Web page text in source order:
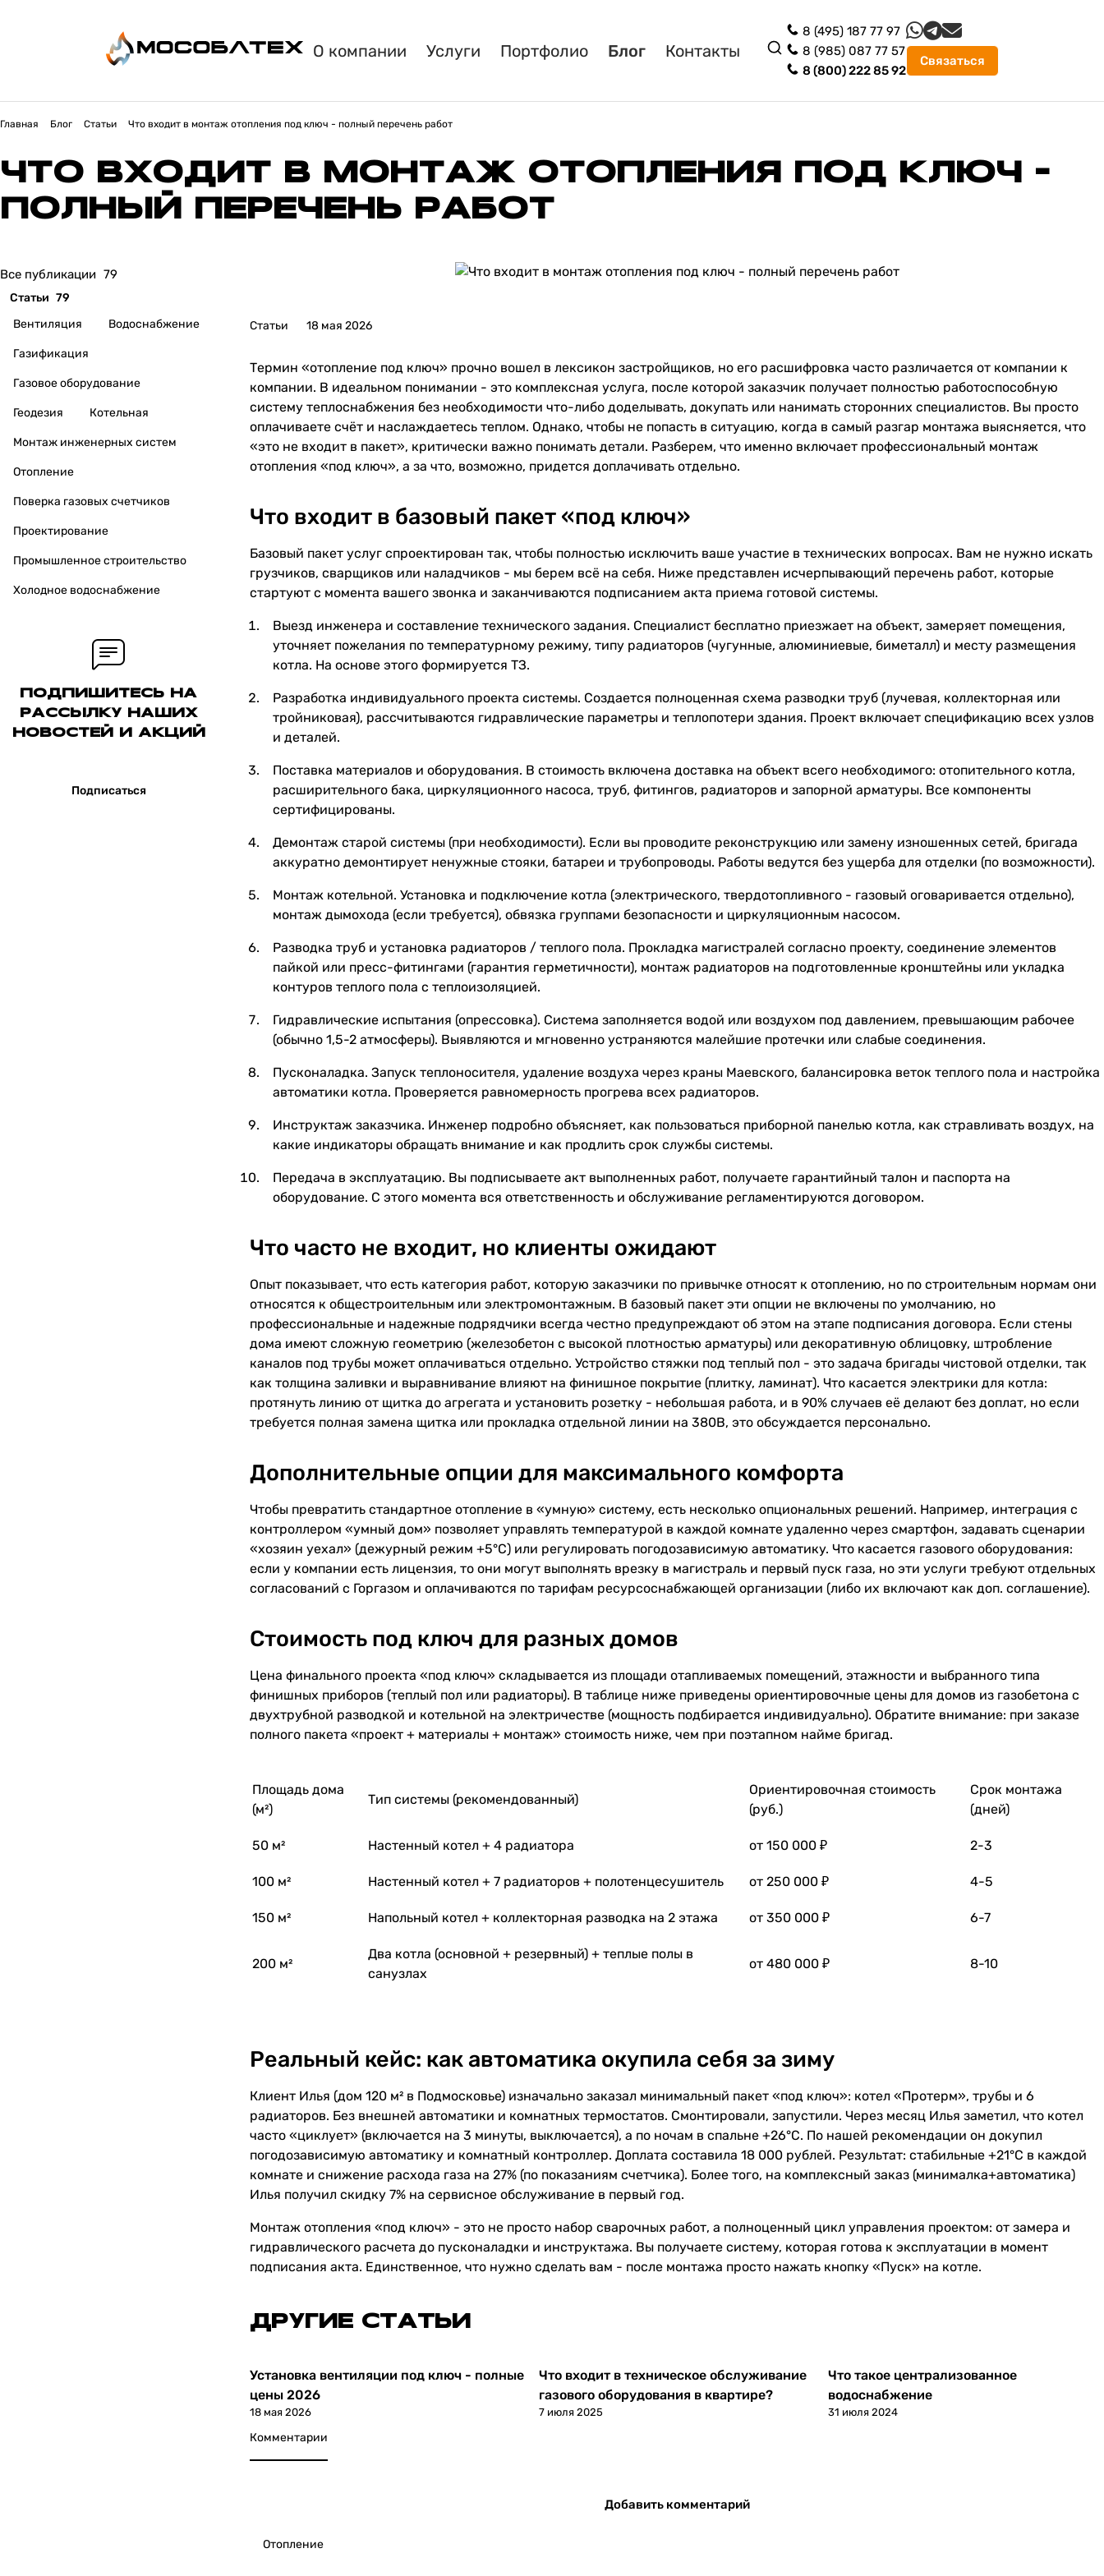
О компании Услуги Портфолио Блог Контакты
8 (495) 187 77 97
8 (985) 087 77 57
8 (800) 222 85 92
Связаться
Главная Блог Статьи Что входит в монтаж отопления под ключ - полный перечень работ
ЧТО ВХОДИТ В МОНТАЖ ОТОПЛЕНИЯ ПОД КЛЮЧ -
ПОЛНЫЙ ПЕРЕЧЕНЬ РАБОТ
Статьи 18 мая 2026
Термин «отопление под ключ» прочно вошел в лексикон застройщиков, но его расшифровка часто различается от компании к
компании. В идеальном понимании - это комплексная услуга, после которой заказчик получает полностью работоспособную
систему теплоснабжения без необходимости что-либо доделывать, докупать или нанимать сторонних специалистов. Вы просто
оплачиваете счёт и наслаждаетесь теплом. Однако, чтобы не попасть в ситуацию, когда в самый разгар монтажа выясняется, что
«это не входит в пакет», критически важно понимать детали. Разберем, что именно включает профессиональный монтаж
отопления «под ключ», а за что, возможно, придется доплачивать отдельно.
Что входит в базовый пакет «под ключ»
Базовый пакет услуг спроектирован так, чтобы полностью исключить ваше участие в технических вопросах. Вам не нужно искать
грузчиков, сварщиков или наладчиков - мы берем всё на себя. Ниже представлен исчерпывающий перечень работ, которые
стартуют с момента вашего звонка и заканчиваются подписанием акта приема готовой системы.
Выезд инженера и составление технического задания. Специалист бесплатно приезжает на объект, замеряет помещения,
уточняет пожелания по температурному режиму, типу радиаторов (чугунные, алюминиевые, биметалл) и месту размещения
котла. На основе этого формируется ТЗ.
Разработка индивидуального проекта системы. Создается полноценная схема разводки труб (лучевая, коллекторная или
тройниковая), рассчитываются гидравлические параметры и теплопотери здания. Проект включает спецификацию всех узлов
и деталей.
Поставка материалов и оборудования. В стоимость включена доставка на объект всего необходимого: отопительного котла,
расширительного бака, циркуляционного насоса, труб, фитингов, радиаторов и запорной арматуры. Все компоненты
сертифицированы.
Демонтаж старой системы (при необходимости). Если вы проводите реконструкцию или замену изношенных сетей, бригада
аккуратно демонтирует ненужные стояки, батареи и трубопроводы. Работы ведутся без ущерба для отделки (по возможности).
Монтаж котельной. Установка и подключение котла (электрического, твердотопливного - газовый оговаривается отдельно),
монтаж дымохода (если требуется), обвязка группами безопасности и циркуляционным насосом.
Разводка труб и установка радиаторов / теплого пола. Прокладка магистралей согласно проекту, соединение элементов
пайкой или пресс-фитингами (гарантия герметичности), монтаж радиаторов на подготовленные кронштейны или укладка
контуров теплого пола с теплоизоляцией.
Гидравлические испытания (опрессовка). Система заполняется водой или воздухом под давлением, превышающим рабочее
(обычно 1,5-2 атмосферы). Выявляются и мгновенно устраняются малейшие протечки или слабые соединения.
Пусконаладка. Запуск теплоносителя, удаление воздуха через краны Маевского, балансировка веток теплого пола и настройка
автоматики котла. Проверяется равномерность прогрева всех радиаторов.
Инструктаж заказчика. Инженер подробно объясняет, как пользоваться приборной панелью котла, как стравливать воздух, на
какие индикаторы обращать внимание и как продлить срок службы системы.
Передача в эксплуатацию. Вы подписываете акт выполненных работ, получаете гарантийный талон и паспорта на
оборудование. С этого момента вся ответственность и обслуживание регламентируются договором.
Что часто не входит, но клиенты ожидают
Опыт показывает, что есть категория работ, которую заказчики по привычке относят к отоплению, но по строительным нормам они
относятся к общестроительным или электромонтажным. В базовый пакет эти опции не включены по умолчанию, но
профессиональные и надежные подрядчики всегда честно предупреждают об этом на этапе подписания договора. Если стены
дома имеют сложную геометрию (железобетон с высокой плотностью арматуры) или декоративную облицовку, штробление
каналов под трубы может оплачиваться отдельно. Устройство стяжки под теплый пол - это задача бригады чистовой отделки, так
как толщина заливки и выравнивание влияют на финишное покрытие (плитку, ламинат). Что касается электрики для котла:
протянуть линию от щитка до агрегата и установить розетку - небольшая работа, и в 90% случаев её делают без доплат, но если
требуется полная замена щитка или прокладка отдельной линии на 380В, это обсуждается персонально.
Дополнительные опции для максимального комфорта
Чтобы превратить стандартное отопление в «умную» систему, есть несколько опциональных решений. Например, интеграция с
контроллером «умный дом» позволяет управлять температурой в каждой комнате удаленно через смартфон, задавать сценарии
«хозяин уехал» (дежурный режим +5°C) или регулировать погодозависимую автоматику. Что касается газового оборудования:
если у компании есть лицензия, то они могут выполнять врезку в магистраль и первый пуск газа, но эти услуги требуют отдельных
согласований с Горгазом и оплачиваются по тарифам ресурсоснабжающей организации (либо их включают как доп. соглашение).
Стоимость под ключ для разных домов
Цена финального проекта «под ключ» складывается из площади отапливаемых помещений, этажности и выбранного типа
финишных приборов (теплый пол или радиаторы). В таблице ниже приведены ориентировочные цены для домов из газобетона с
двухтрубной разводкой и котельной на электричестве (мощность подбирается индивидуально). Обратите внимание: при заказе
полного пакета «проект + материалы + монтаж» стоимость ниже, чем при поэтапном найме бригад.
Площадь дома
(м²)
Тип системы (рекомендованный)
Ориентировочная стоимость
(руб.)
Срок монтажа
(дней)
50 м² Настенный котел + 4 радиатора от 150 000 ₽ 2-3
100 м² Настенный котел + 7 радиаторов + полотенцесушитель от 250 000 ₽ 4-5
150 м² Напольный котел + коллекторная разводка на 2 этажа от 350 000 ₽ 6-7
200 м²
Два котла (основной + резервный) + теплые полы в
санузлах
от 480 000 ₽ 8-10
Реальный кейс: как автоматика окупила себя за зиму
Клиент Илья (дом 120 м² в Подмосковье) изначально заказал минимальный пакет «под ключ»: котел «Протерм», трубы и 6
радиаторов. Без внешней автоматики и комнатных термостатов. Смонтировали, запустили. Через месяц Илья заметил, что котел
часто «циклует» (включается на 3 минуты, выключается), а по ночам в спальне +26°C. По нашей рекомендации он докупил
погодозависимую автоматику и комнатный контроллер. Доплата составила 18 000 рублей. Результат: стабильные +21°C в каждой
комнате и снижение расхода газа на 27% (по показаниям счетчика). Более того, на комплексный заказ (минималка+автоматика)
Илья получил скидку 7% на сервисное обслуживание в первый год.
Монтаж отопления «под ключ» - это не просто набор сварочных работ, а полноценный цикл управления проектом: от замера и
гидравлического расчета до пусконаладки и инструктажа. Вы получаете систему, которая готова к эксплуатации в момент
подписания акта. Единственное, что нужно сделать вам - после монтажа просто нажать кнопку «Пуск» на котле.
ДРУГИЕ СТАТЬИ
Статьи
Установка вентиляции под ключ - полные
цены 2026
18 мая 2026
Статьи
Что входит в техническое обслуживание
газового оборудования в квартире?
7 июля 2025
Статьи
Что такое централизованное
водоснабжение
31 июля 2024
Комментарии
Добавить комментарий
Отопление
Все публикации 79
Статьи 79
Вентиляция
Водоснабжение
Газификация
Газовое оборудование
Геодезия Котельная
Монтаж инженерных систем
Отопление
Поверка газовых счетчиков
Проектирование
Промышленное строительство
Холодное водоснабжение
ПОДПИШИТЕСЬ НА
РАССЫЛКУ НАШИХ
НОВОСТЕЙ И АКЦИЙ
Подписаться